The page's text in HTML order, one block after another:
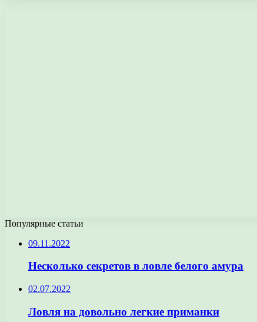
Популярные статьи
09.11.2022
Несколько секретов в ловле белого амура
02.07.2022
Ловля на довольно легкие приманки